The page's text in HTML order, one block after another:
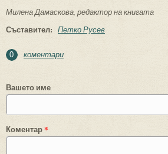
Милена Дамаскова, редактор на книгата
Съставител: Петко Русев
0 коментари
Вашето име
Коментар*